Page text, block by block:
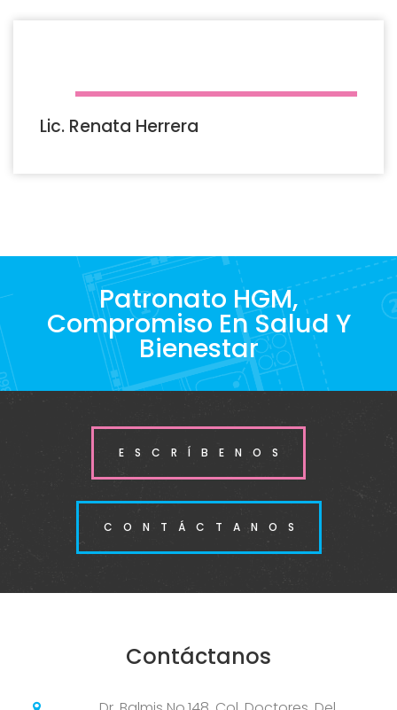
Lic. Renata Herrera
Patronato HGM,
Compromiso En Salud Y
Bienestar
ESCRÍBENOS
CONTÁCTANOS
Contáctanos